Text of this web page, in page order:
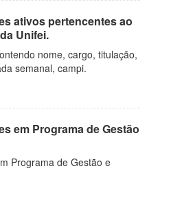
ativos pertencentes ao
Unifei.
nome, cargo, titulação,
semanal, campi.
em Programa de Gestão
Programa de Gestão e